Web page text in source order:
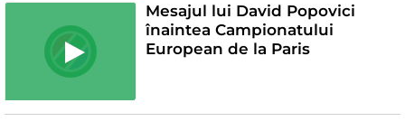
Mesajul lui David Popovici
înaintea Campionatului
European de la Paris